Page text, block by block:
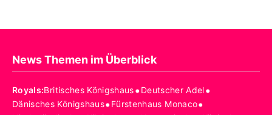
News Themen im Überblick
Royals:Britisches Königshaus•Deutscher Adel•
Dänisches Königshaus•Fürstenhaus Monaco•